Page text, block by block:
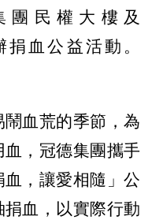
民權大樓及
血公益活動。
血荒的季節，為
，冠德集團攜手
，讓愛相隨」公
血，以實際行動